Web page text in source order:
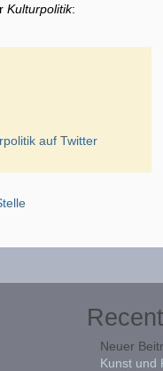
Kulturpolitik:
auf Twitter
Neuer
Kunst und